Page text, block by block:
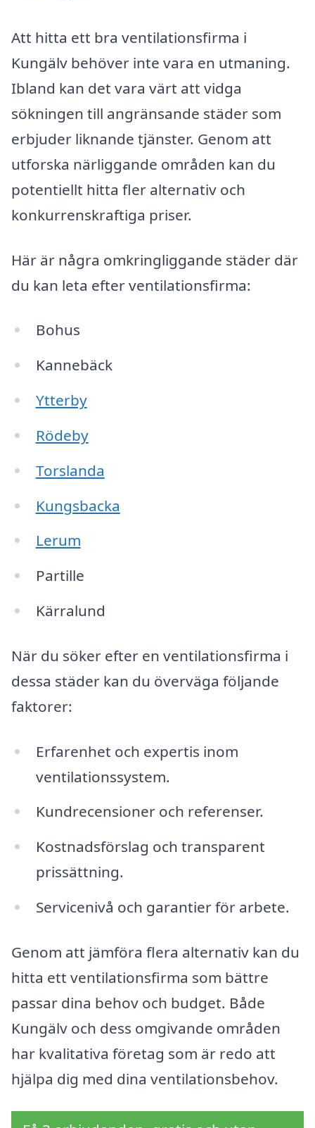
Att hitta ett bra ventilationsfirma i
Kungälv behöver inte vara en utmaning.
Ibland kan det vara värt att vidga
sökningen till angränsande städer som
erbjuder liknande tjänster. Genom att
utforska närliggande områden kan du
potentiellt hitta fler alternativ och
konkurrenskraftiga priser.
Här är några omkringliggande städer där
du kan leta efter ventilationsfirma:
Bohus
Kannebäck
Ytterby
Rödeby
Torslanda
Kungsbacka
Lerum
Partille
Kärralund
När du söker efter en ventilationsfirma i
dessa städer kan du överväga följande
faktorer:
Erfarenhet och expertis inom
ventilationssystem.
Kundrecensioner och referenser.
Kostnadsförslag och transparent
prissättning.
Servicenivå och garantier för arbete.
Genom att jämföra flera alternativ kan du
hitta ett ventilationsfirma som bättre
passar dina behov och budget. Både
Kungälv och dess omgivande områden
har kvalitativa företag som är redo att
hjälpa dig med dina ventilationsbehov.